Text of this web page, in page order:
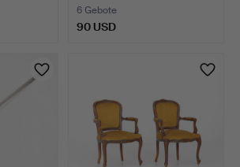
6 Gebote
90 USD